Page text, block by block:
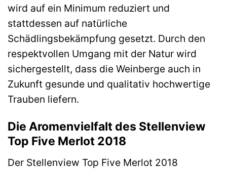
wird auf ein Minimum reduziert und
stattdessen auf natürliche
Schädlingsbekämpfung gesetzt. Durch den
respektvollen Umgang mit der Natur wird
sichergestellt, dass die Weinberge auch in
Zukunft gesunde und qualitativ hochwertige
Trauben liefern.
Die Aromenvielfalt des Stellenview
Top Five Merlot 2018
Der Stellenview Top Five Merlot 2018